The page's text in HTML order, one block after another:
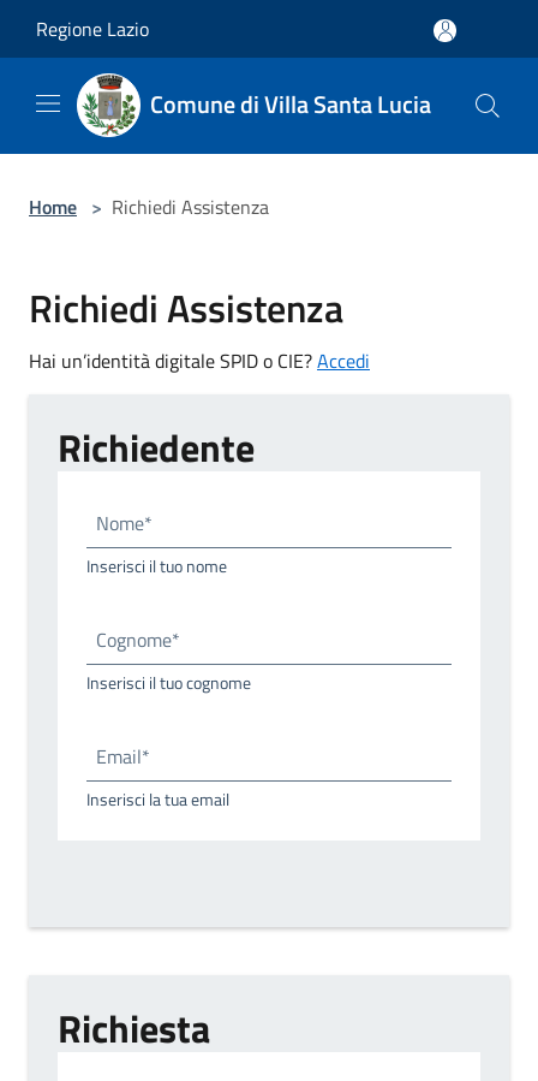
Regione Lazio
Comune di Villa Santa Lucia
Home > Richiedi Assistenza
Richiedi Assistenza
Hai un’identità digitale SPID o CIE?Accedi
Richiedente
Nome*
Inserisci il tuo nome
Cognome*
Inserisci il tuo cognome
Email*
Inserisci la tua email
Richiesta